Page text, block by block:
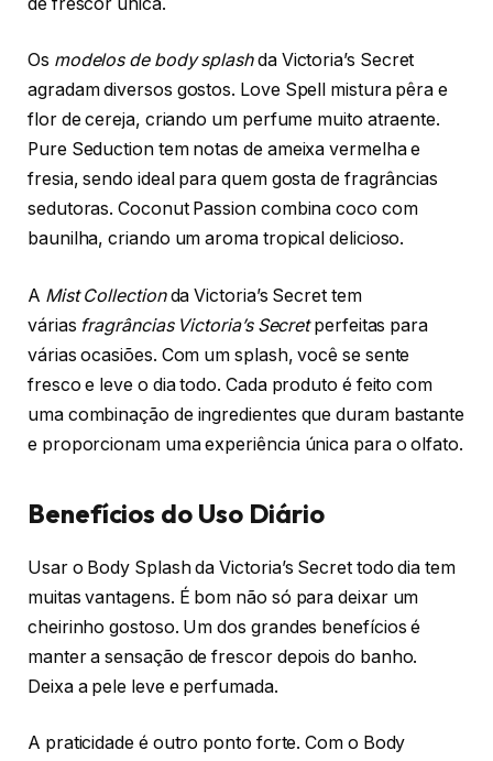
Os modelos de body splashda Victoria’s Secret
agradam diversos gostos. Love Spell mistura pêra e
flor de cereja, criando um perfume muito atraente.
Pure Seduction tem notas de ameixa vermelha e
fresia, sendo ideal para quem gosta de fragrâncias
sedutoras. Coconut Passion combina coco com
baunilha, criando um aroma tropical delicioso.
A Mist Collectionda Victoria’s Secret tem
várias fragrâncias Victoria’s Secretperfeitas para
várias ocasiões. Com um splash, você se sente
fresco e leve o dia todo. Cada produto é feito com
uma combinação de ingredientes que duram bastante
e proporcionam uma experiência única para o olfato.
Benefícios do Uso Diário
Usar o Body Splash da Victoria’s Secret todo dia tem
muitas vantagens. É bom não só para deixar um
cheirinho gostoso. Um dos grandes benefícios é
manter a sensação de frescor depois do banho.
Deixa a pele leve e perfumada.
A praticidade é outro ponto forte. Com o Body